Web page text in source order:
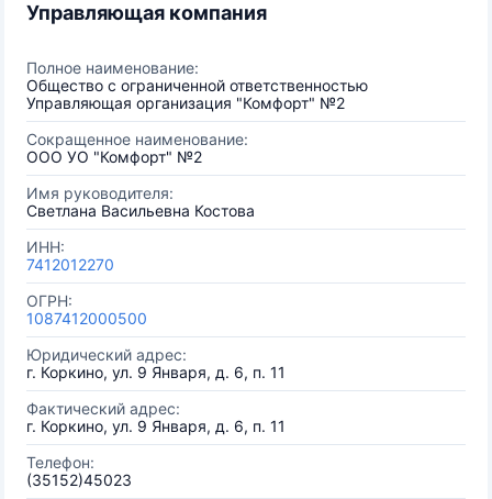
Управляющая компания
Полное наименование:
Общество с ограниченной ответственностью
Управляющая организация "Комфорт" №2
Сокращенное наименование:
ООО УО "Комфорт" №2
Имя руководителя:
Светлана Васильевна Костова
ИНН:
7412012270
ОГРН:
1087412000500
Юридический адрес:
г. Коркино, ул. 9 Января, д. 6, п. 11
Фактический адрес:
г. Коркино, ул. 9 Января, д. 6, п. 11
Телефон:
(35152)45023